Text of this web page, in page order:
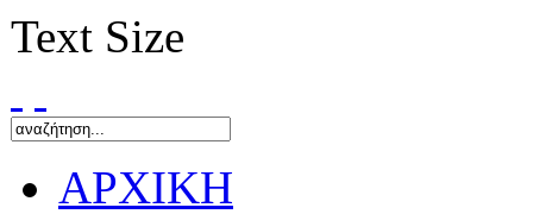
Text Size
ΑΡΧΙΚΗ